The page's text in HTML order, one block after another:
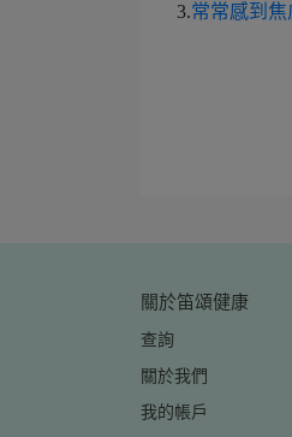
3.常常感到焦
關於笛頌健康
查詢
關於我們
我的帳戶